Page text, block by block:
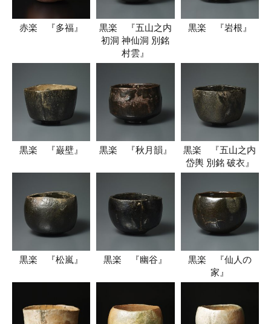
赤楽 『多福』
黒楽 『五山之内
初洞 神仙洞 別銘
村雲』
黒楽 『岩根』
黒楽 『巌壁』 黒楽 『秋月韻』
黒楽 『五山之内
岱輿 別銘 破衣』
黒楽 『松嵐』 黒楽 『幽谷』
黒楽 『仙人の
家』